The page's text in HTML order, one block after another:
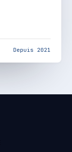
Depuis 2021